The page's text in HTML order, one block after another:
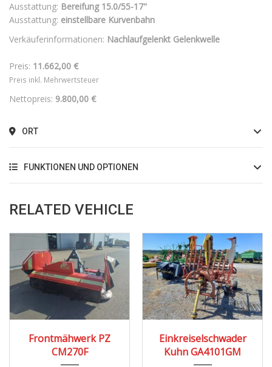
Ausstattung: Bereifung 15.0/55-17"
Ausstattung: einstellbare Kurvenbahn
Verkäuferinformationen: Nachlaufgelenkt Gelenkwelle
Preis: 11.662,00 €
Preis inkl. Mehrwertsteuer
Nettopreis: 9.800,00 €
ORT
FUNKTIONEN UND OPTIONEN
RELATED VEHICLE
Frontmähwerk PZ
CM270F
Einkreiselschwader
Kuhn GA4101GM